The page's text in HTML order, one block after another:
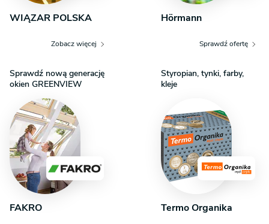
WIĄZAR POLSKA
Zobacz więcej
Hörmann
Sprawdź ofertę
Sprawdź nową generację
okien GREENVIEW
FAKRO
Styropian, tynki, farby,
kleje
Termo Organika